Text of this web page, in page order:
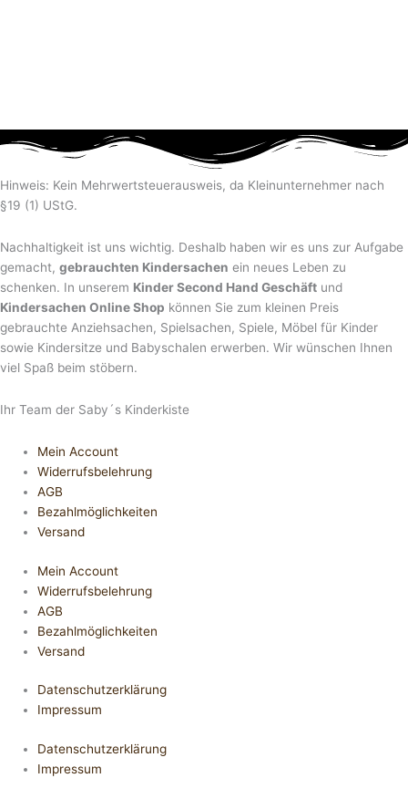
Hinweis: Kein Mehrwertsteuerausweis, da Kleinunternehmer nach
§19 (1) UStG.
Nachhaltigkeit ist uns wichtig. Deshalb haben wir es uns zur Aufgabe
gemacht, gebrauchten Kindersachen ein neues Leben zu
schenken. In unserem Kinder Second Hand Geschäft und
Kindersachen Online Shop können Sie zum kleinen Preis
gebrauchte Anziehsachen, Spiel­sachen, Spiele, Möbel für Kinder
sowie Kindersitze und Babyschalen erwerben. Wir wünschen Ihnen
viel Spaß beim stöbern.
Ihr Team der Saby´s Kinderkiste
Mein Account
Widerrufsbelehrung
AGB
Bezahlmöglichkeiten
Versand
Mein Account
Widerrufsbelehrung
AGB
Bezahlmöglichkeiten
Versand
Datenschutzerklärung
Impressum
Datenschutzerklärung
Impressum